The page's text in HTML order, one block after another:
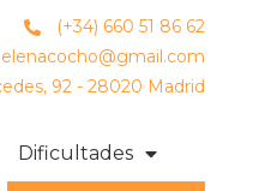
(+34) 660 51 86 62
elenacocho@gmail.com
92 - 28020 Madrid
Dificultades